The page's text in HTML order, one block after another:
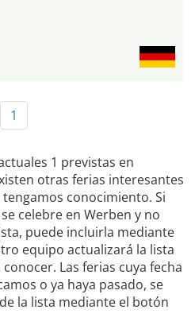
1
1 previstas en
otras ferias interesantes
conocimiento. Si
celebre en Werben y no
puede incluirla mediante
equipo actualizará la lista
Las ferias cuya fecha
o ya haya pasado, se
la lista mediante el botón